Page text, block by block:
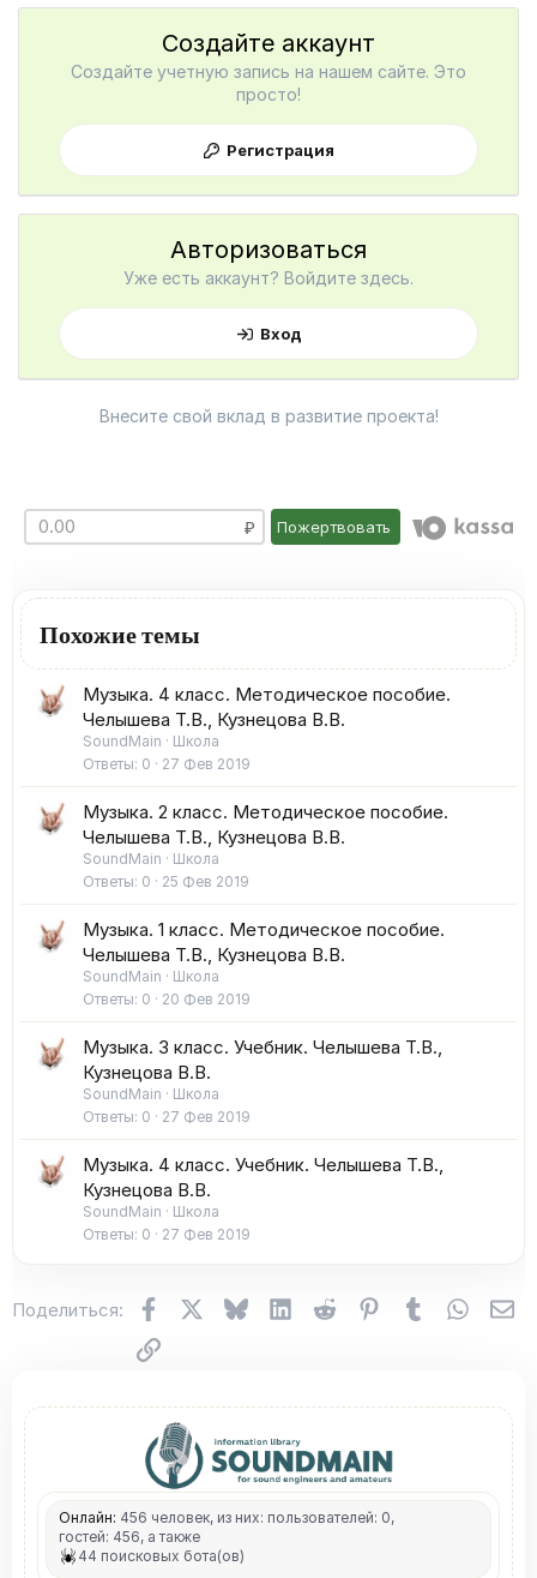
Создайте аккаунт
Создайте учетную запись на нашем сайте. Это
просто!
Регистрация
Авторизоваться
Уже есть аккаунт? Войдите здесь.
Вход
Внесите свой вклад в развитие проекта!
Пожертвовать
Похожие темы
Музыка. 4 класс. Методическое пособие.
Челышева Т.В., Кузнецова В.В.
SoundMain
Школа
Ответы 0 27 Фев 2019
Музыка. 2 класс. Методическое пособие.
Челышева Т.В., Кузнецова В.В.
SoundMain
Школа
Ответы 0 25 Фев 2019
Музыка. 1 класс. Методическое пособие.
Челышева Т.В., Кузнецова В.В.
SoundMain
Школа
Ответы 0 20 Фев 2019
Музыка. 3 класс. Учебник. Челышева Т.В.,
Кузнецова В.В.
SoundMain
Школа
Ответы 0 27 Фев 2019
Музыка. 4 класс. Учебник. Челышева Т.В.,
Кузнецова В.В.
SoundMain
Школа
Ответы 0 27 Фев 2019
Поделиться: FacebookX (Twitter)
BlueskyLinkedInReddit Pinterest
Tumblr
Ссылка
Онлайн: 456 человек, из них: пользователей: 0,
гостей: 456, а также
44 поисковых бота(ов)